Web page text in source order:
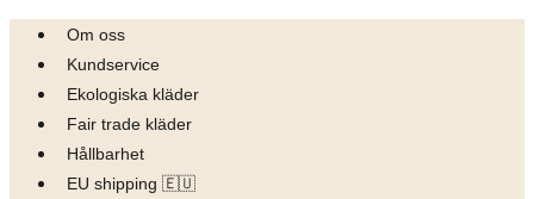
Skip
content
Om oss
Kundservice
Ekologiska kläder
Fair trade kläder
Hållbarhet
EU shipping 🇪🇺